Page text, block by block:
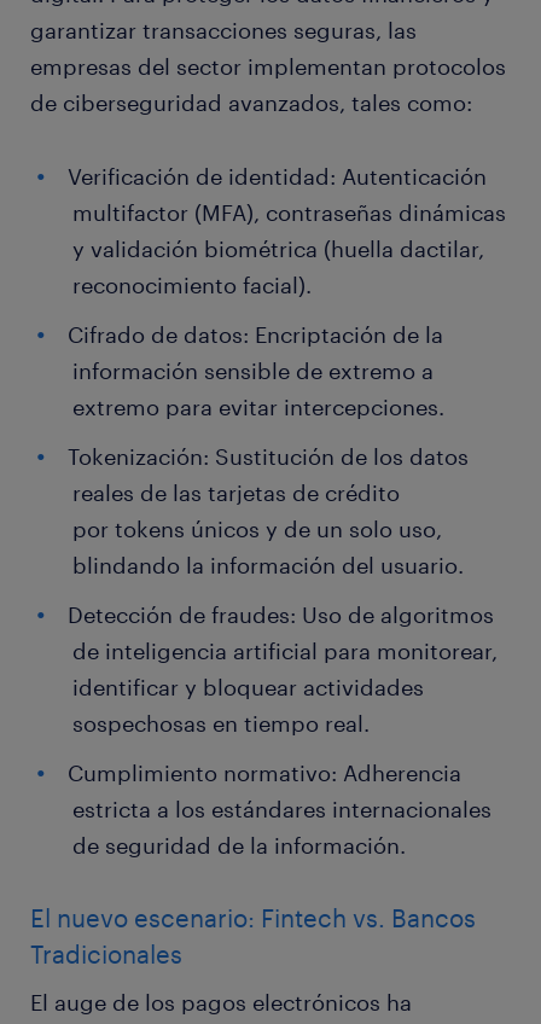
garantizar transacciones seguras, las
empresas del sector implementan protocolos
de ciberseguridad avanzados, tales como:
Verificación de identidad: Autenticación
multifactor (MFA), contraseñas dinámicas
y validación biométrica (huella dactilar,
reconocimiento facial).
Cifrado de datos: Encriptación de la
información sensible de extremo a
extremo para evitar intercepciones.
Tokenización: Sustitución de los datos
reales de las tarjetas de crédito
por tokens únicos y de un solo uso,
blindando la información del usuario.
Detección de fraudes: Uso de algoritmos
de inteligencia artificial para monitorear,
identificar y bloquear actividades
sospechosas en tiempo real.
Cumplimiento normativo: Adherencia
estricta a los estándares internacionales
de seguridad de la información.
El nuevo escenario: Fintech vs. Bancos
Tradicionales
El auge de los pagos electrónicos ha